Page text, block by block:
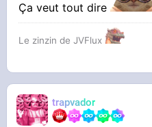
Ça veut tout dire
Le zinzin de JVFlux
trapvador